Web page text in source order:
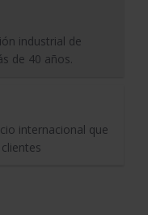
industrial de
de 40 años.
internacional que